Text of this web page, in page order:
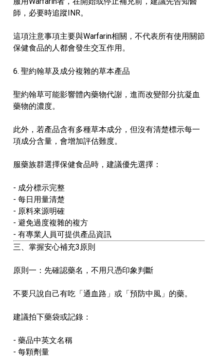
師，必要時追蹤INR。
這項注意事項主要與Warfarin相關，不代表所有使用關節
保健食品的人都會發生交互作用。
6. 聖約翰草及成分複雜的草本產品
聖約翰草可能影響體內藥物代謝，進而改變部分抗凝血
藥物的濃度。
此外，若產品含有多種草本成分，但沒有清楚標示每一
項成分含量，會增加評估難度。
服藥族群選擇保健食品時，建議優先選擇：
- 成分標示完整
- 每日用量清楚
- 原料來源明確
- 避免過度複雜的複方
- 有專業人員可提供產品資訊
三、掌握安心補充3原則
原則一：先確認藥名，不用只憑印象判斷
不要只說自己有吃「通血路」或「預防中風」的藥。
建議拍下藥袋或記錄：
- 藥品中英文名稱
- 每顆劑量